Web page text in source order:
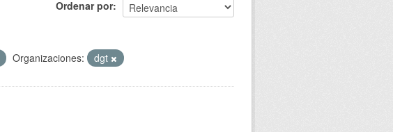
Ordenar por
Organizaciones: dgt